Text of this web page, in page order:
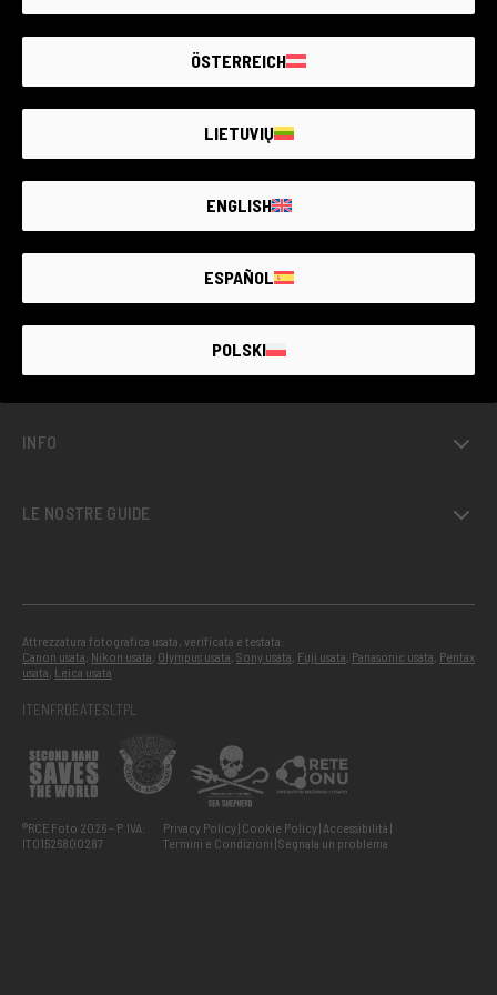
IL PIÙ GRANDE MERCATO
DIUSATOFOTOGRAFICO
GARANTITOD’ITALIA
USATO GARANTITO
SERVIZI
PROGETTI
INFO
LE NOSTRE GUIDE
Attrezzatura fotografica usata, verificata e testata:
Canon usata, Nikon usata, Olympus usata, Sony usata, Fuji usata, Panasonic usata, Pentax
usata, Leica usata
ITENFRDEATESLTPL
®RCE Foto 2026 – P.IVA:
IT01526800287
Privacy Policy Cookie Policy Accessibilità
Termini e Condizioni Segnala un problema
ÖSTERREICH
LIETUVIŲ
ENGLISH
ESPAÑOL
POLSKI